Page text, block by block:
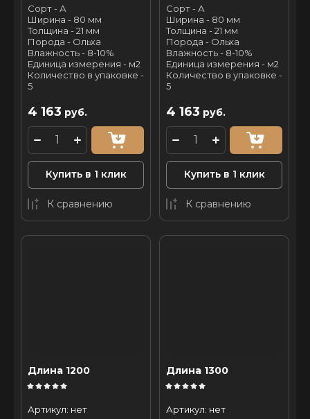
Сорт - А
Ширина - 80 мм
Толщина - 21 мм
Порода - Ольха
Влажность - 8-10%
Единица измерения - м2
Количество в упаковке -
5
4 163 руб.
Купить в 1 клик
К сравнению
Сорт - А
Ширина - 80 мм
Толщина - 21 мм
Порода - Ольха
Влажность - 8-10%
Единица измерения - м2
Количество в упаковке -
5
4 163 руб.
Купить в 1 клик
К сравнению
Длина 1200
Артикул: нет
Длина 1300
Артикул: нет